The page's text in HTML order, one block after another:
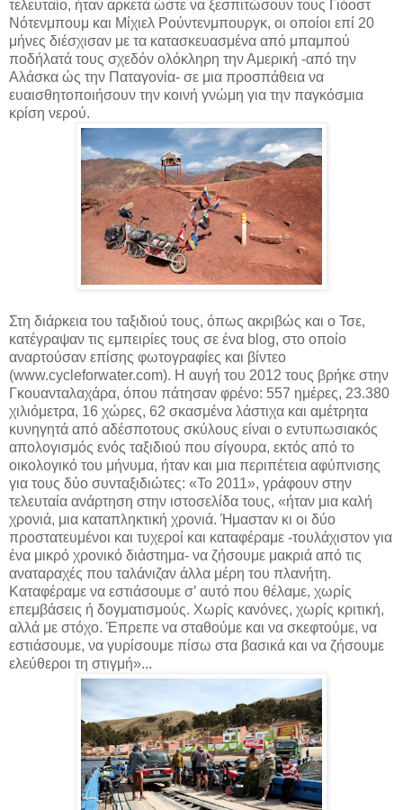
τελευταίο, ήταν αρκετά ώστε να ξεσπιτώσουν τους Γιόοστ
Νότενμπουμ και Μίχιελ Ρούντενμπουργκ, οι οποίοι επί 20
μήνες διέσχισαν με τα κατασκευασμένα από μπαμπού
ποδήλατά τους σχεδόν ολόκληρη την Αμερική -από την
Αλάσκα ώς την Παταγονία- σε μια προσπάθεια να
ευαισθητοποιήσουν την κοινή γνώμη για την παγκόσμια
κρίση νερού.
Στη διάρκεια του ταξιδιού τους, όπως ακριβώς και ο Τσε,
κατέγραψαν τις εμπειρίες τους σε ένα blog, στο οποίο
αναρτούσαν επίσης φωτογραφίες και βίντεο
(www.cycleforwater.com). Η αυγή του 2012 τους βρήκε στην
Γκουανταλαχάρα, όπου πάτησαν φρένο: 557 ημέρες, 23.380
χιλιόμετρα, 16 χώρες, 62 σκασμένα λάστιχα και αμέτρητα
κυνηγητά από αδέσποτους σκύλους είναι ο εντυπωσιακός
απολογισμός ενός ταξιδιού που σίγουρα, εκτός από το
οικολογικό του μήνυμα, ήταν και μια περιπέτεια αφύπνισης
για τους δύο συνταξιδιώτες: «Το 2011», γράφουν στην
τελευταία ανάρτηση στην ιστοσελίδα τους, «ήταν μια καλή
χρονιά, μια καταπληκτική χρονιά. Ήμασταν κι οι δύο
προστατευμένοι και τυχεροί και καταφέραμε -τουλάχιστον για
ένα μικρό χρονικό διάστημα- να ζήσουμε μακριά από τις
αναταραχές που ταλάνιζαν άλλα μέρη του πλανήτη.
Καταφέραμε να εστιάσουμε σ’ αυτό που θέλαμε, χωρίς
επεμβάσεις ή δογματισμούς. Χωρίς κανόνες, χωρίς κριτική,
αλλά με στόχο. Έπρεπε να σταθούμε και να σκεφτούμε, να
εστιάσουμε, να γυρίσουμε πίσω στα βασικά και να ζήσουμε
ελεύθεροι τη στιγμή»...